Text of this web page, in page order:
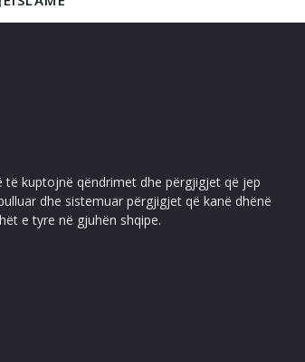
kuptojnë qëndrimet dhe përgjigjet që jep
dhe sistemuar përgjigjet që kanë dhënë
e tyre në gjuhën shqipe.